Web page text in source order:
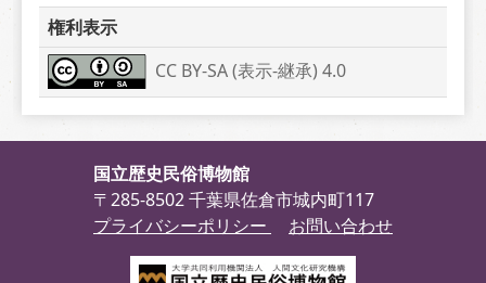
権利表示
CC BY-SA (表示-継承) 4.0
国立歴史民俗博物館
〒285-8502 千葉県佐倉市城内町117
プライバシーポリシー
お問い合わせ